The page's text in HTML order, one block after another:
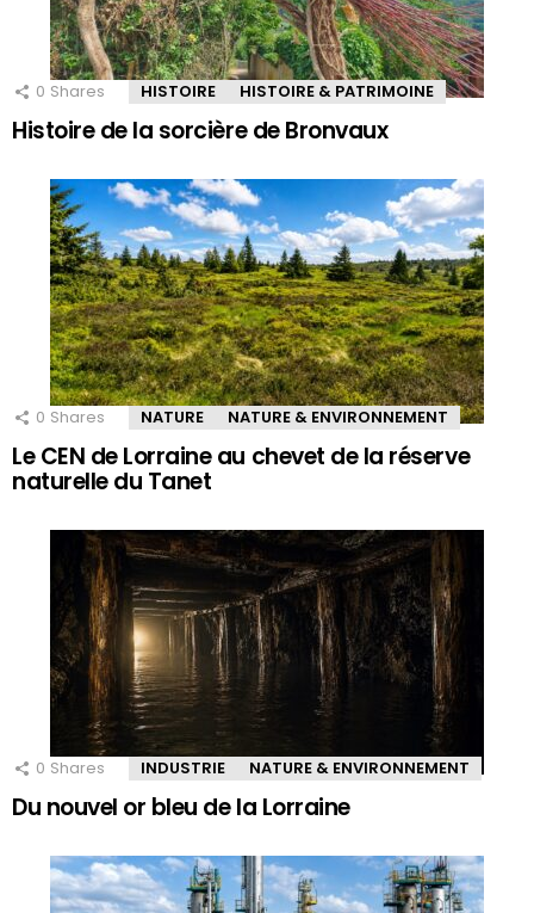
0 Shares HISTOIRE HISTOIRE & PATRIMOINE
Histoire de la sorcière de Bronvaux
0 Shares NATURE NATURE & ENVIRONNEMENT
Le CEN de Lorraine au chevet de la réserve
naturelle du Tanet
0 Shares INDUSTRIE NATURE & ENVIRONNEMENT
Du nouvel or bleu de la Lorraine